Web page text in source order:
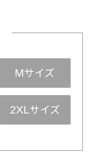
Mサイズ
2XLサイズ